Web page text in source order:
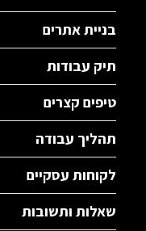
בניית אתרים
תיק עבודות
טיפים קצרים
תהליך עבודה
לקוחות עסקיים
שאלות ותשובות